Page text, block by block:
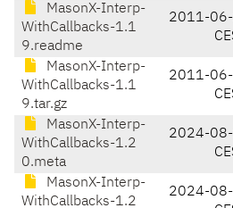
MasonX-Interp-
WithCallbacks-1.1
9.readme
2011-
MasonX-Interp-
WithCallbacks-1.1
9.tar.gz
2011-
MasonX-Interp-
WithCallbacks-1.2
0.meta
2024-
MasonX-Interp-
WithCallbacks-1.2
2024-